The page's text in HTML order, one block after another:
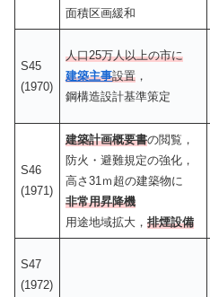
面積区画緩和
S45
(1970)
人口25万人以上の市に
建築主事設置 ，
鋼構造設計基準策定
S46
(1971)
建築計画概要書の閲覧，
防火・避難規定の強化，
高さ31ｍ超の建築物に
非常用昇降機
用途地域拡大，排煙設備
S47
(1972)